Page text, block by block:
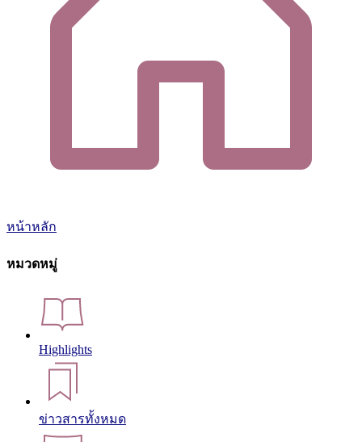
หน้าหลัก
หมวดหมู่
Highlights
ข่าวสารทั้งหมด